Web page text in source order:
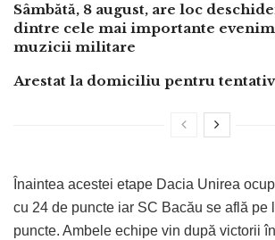
Sâmbătă, 8 august, are loc
dintre cele mai importante
muzicii militare
Arestat la domiciliu pentru
Înaintea acestei etape Dacia Unirea
cu 24 de puncte iar SC Bacău se află pe
puncte. Ambele echipe vin după victorii